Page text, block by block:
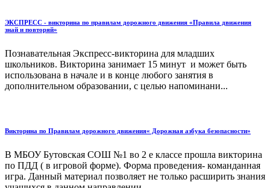
ЭКСПРЕСС - викторина по правилам дорожного движения «Правила движения
знай и повторяй»
Познавательная Экспресс-викторина для младших
школьников. Викторина занимает 15 минут и может быть
использована в начале и в конце любого занятия в
дополнительном образовании, с целью напоминани...
Викторина по Правилам дорожного движения« Дорожная азбука безопасности»
В МБОУ Бутовская СОШ №1 во 2 е классе прошла викторина
по ПДД ( в игровой форме). Форма проведения- команданная
игра. Данный материал позволяет не только расширить знания